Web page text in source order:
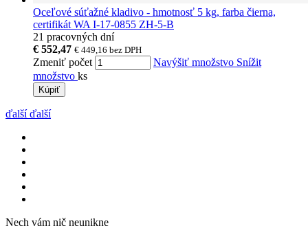
Oceľové súťažné kladivo - hmotnosť 5 kg, farba čierna,
certifikát WA I-17-0855 ZH-5-B
21 pracovných dní
€ 552,47 € 449,16 bez DPH
Zmeniť počet Navýšiť množstvo Snížit
množstvo ks
Kúpiť
ďalší ďalší
Nech vám nič neunikne